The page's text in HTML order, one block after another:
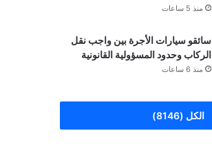
منذ 5 ساعات
سائقو سيارات الأجرة بين واجب نقل
الركاب وحدود المسؤولية القانونية
منذ 6 ساعات
الكل (8146)